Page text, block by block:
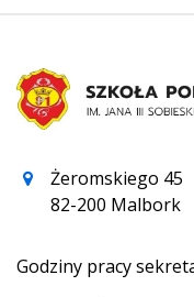
Żeromskiego 45
82-200 Malbork
Godziny pracy